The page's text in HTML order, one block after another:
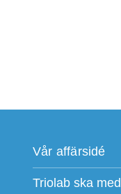
Vår affärsidé
Triolab ska